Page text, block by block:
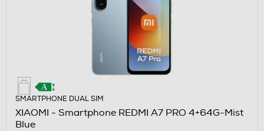
SMARTPHONE DUAL SIM
XIAOMI - Smartphone REDMI A7 PRO 4+64G-Mist
Blue